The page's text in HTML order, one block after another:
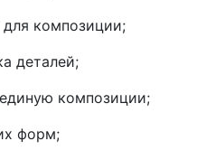
композиции;
деталей;
композиции;
форм;